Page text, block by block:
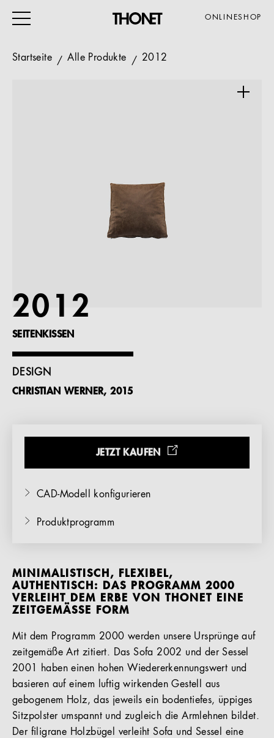
ONLINESHOP
ALLE PRODUKTE
Referenzen
DE
Startseite Alle Produkte 2012
2012
SEITENKISSEN
DESIGN
CHRISTIAN WERNER, 2015
JETZT KAUFEN
CAD-Modell konfigurieren
Produktprogramm
MINIMALISTISCH, FLEXIBEL,
AUTHENTISCH: DAS PROGRAMM 2000
VERLEIHT DEM ERBE VON THONET EINE
ZEITGEMÄSSE FORM
Mit dem Programm 2000 werden unsere Ursprünge auf
zeitgemäße Art zitiert. Das Sofa 2002 und der Sessel
2001 haben einen hohen Wiedererkennungswert und
basieren auf einem luftig wirkenden Gestell aus
gebogenem Holz, das jeweils ein bodentiefes, üppiges
Sitzpolster umspannt und zugleich die Armlehnen bildet.
Der filigrane Holzbügel verleiht Sofa und Sessel eine